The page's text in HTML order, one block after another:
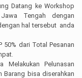
Datang ke Workshop
Tengah dengan
hal tersebut anda
50% dari Total Pesanan
Melakukan Pelunasan
Barang bisa diserahkan